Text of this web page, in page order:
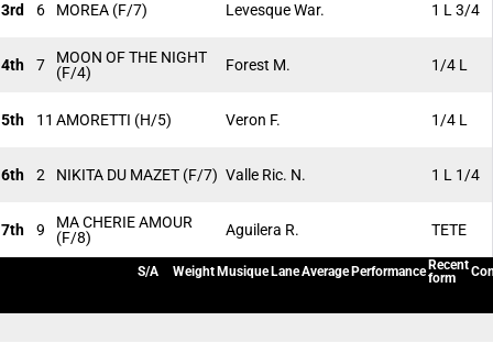
3rd 6 MOREA (F/7) Levesque War. 1 L 3/4
4th 7
MOON OF THE NIGHT
(F/4)
Forest M. 1/4 L
5th 11 AMORETTI (H/5) Veron F. 1/4 L
6th 2 NIKITA DU MAZET (F/7) Valle Ric. N. 1 L 1/4
7th 9
MA CHERIE AMOUR
(F/8)
Aguilera R. TETE
S/A Weight Musique LaneAverage Performance Recent
form